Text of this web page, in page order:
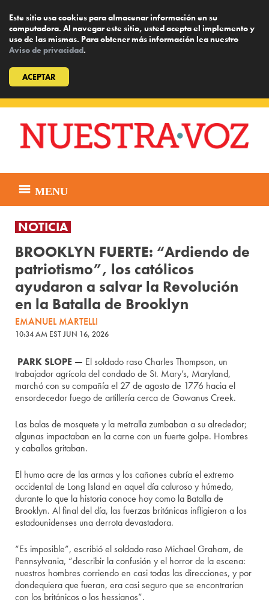
Este sitio usa cookies para almacenar información en su
computadora. Al navegar este sitio, usted acepta el implemento y
uso de las mismas. Para obtener más información lea nuestro
Aviso de privacidad.
ACEPTAR
content
MENU
NOTICIA
BROOKLYN FUERTE: “Ardiendo de
patriotismo”, los católicos
ayudaron a salvar la Revolución
en la Batalla de Brooklyn
EMANUEL MARTELLI
10:34 AM EST JUN 16, 2026
PARK SLOPE — El soldado raso Charles Thompson, un
trabajador agrícola del condado de St. Mary’s, Maryland,
marchó con su compañía el 27 de agosto de 1776 hacia el
ensordecedor fuego de artillería cerca de Gowanus Creek.
Las balas de mosquete y la metralla zumbaban a su alrededor;
algunas impactaban en la carne con un fuerte golpe. Hombres
y caballos gritaban.
El humo acre de las armas y los cañones cubría el extremo
occidental de Long Island en aquel día caluroso y húmedo,
durante lo que la historia conoce hoy como la Batalla de
Brooklyn. Al final del día, las fuerzas británicas infligieron a los
estadounidenses una derrota devastadora.
“Es imposible”, escribió el soldado raso Michael Graham, de
Pennsylvania, “describir la confusión y el horror de la escena:
nuestros hombres corriendo en casi todas las direcciones, y por
dondequiera que fueran, era casi seguro que se encontrarían
con los británicos o los hessianos”.